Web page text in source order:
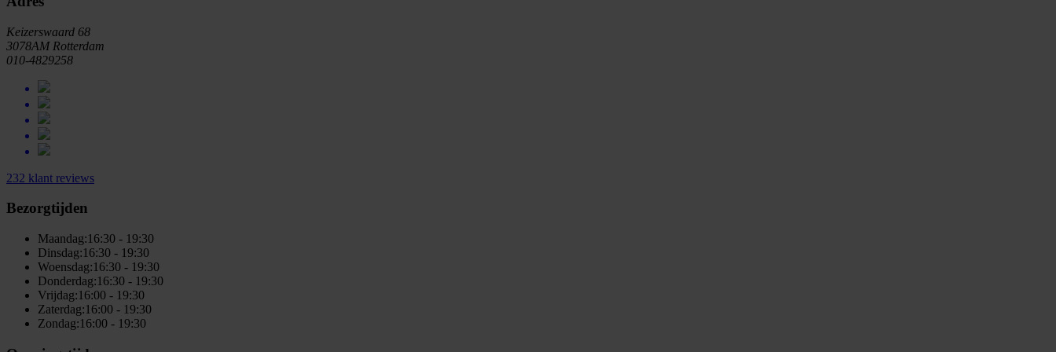
Keizerswaard 68
3078AM Rotterdam
010-4829258
232 klant reviews
Bezorgtijden
Maandag:16:30 - 19:30
Dinsdag:16:30 - 19:30
Woensdag:16:30 - 19:30
Donderdag:16:30 - 19:30
Vrijdag:16:00 - 19:30
Zaterdag:16:00 - 19:30
Zondag:16:00 - 19:30